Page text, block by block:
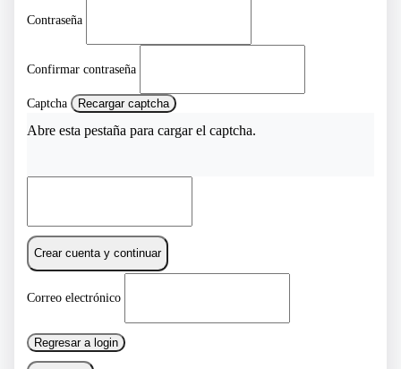
Contraseña
Confirmar contraseña
Captcha Recargar captcha
Abre esta pestaña para cargar el captcha.
Crear cuenta y continuar
Correo electrónico
Regresar a login